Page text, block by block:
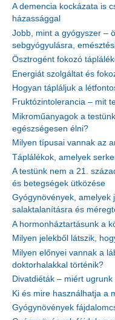
A demencia kockázata is
házassággal
Jobb, mint a gyógyszer –
sebgyógyulásra,
Ösztrogént fokozó
Energiát szolgáltat és
Hogyan tápláljuk a
Fruktózintolerancia – mit
Mikroműanyagok a
egészségesen élni?
Milyen típusai vannak az
Táplálékok, amelyek
A testünk nem a 21.
és betegségek ütközése
Gyógynövények, amelyek
salaktalanításra és
A hormonháztartásunk a
Milyen jelekből látszik,
Milyen előnyei vannak a
doktorhalakkal történik?
Divatdiéták – miért
Ki és mire használhatja a
Gyógynövények